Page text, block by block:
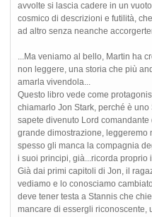
avvolte si lascia cadere in un vuoto
cosmico di descrizioni e futilità,
ad altro senza neanche
...Ma veniamo al bello, Martin ha
non leggere, una storia che più
amarla vivendola...
Questo libro vede come
chiamarlo Jon Stark, perché è uno
sapete divenuto Lord
grande dimostrazione, leggeremo
spesso gli manca la compagnia
i suoi principi, già...ricorda proprio
Già dai primi capitoli di Jon, il
vediamo e lo conosciamo
deve tener testa a Stannis che
mancare di essergli riconoscente,